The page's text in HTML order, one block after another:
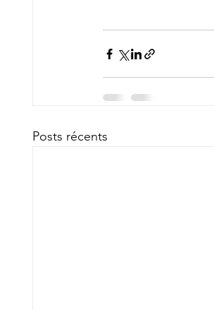
Posts récents